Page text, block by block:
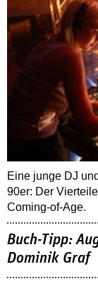
Eine junge DJ
90er: Der
Coming-of-Age.
Buch-Tipp:
Dominik Graf